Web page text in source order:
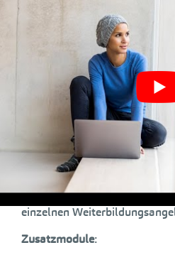
Mathematik, Statistik und
Volkswirtschaftslehre
Wirtschaftspädagogik
Marketing und
Wichtig zu wissen:
Für die Zulassung zu einem
i.d.R. keine
Erststudium erforderlich.
einzelnen
Zusatzmodule: